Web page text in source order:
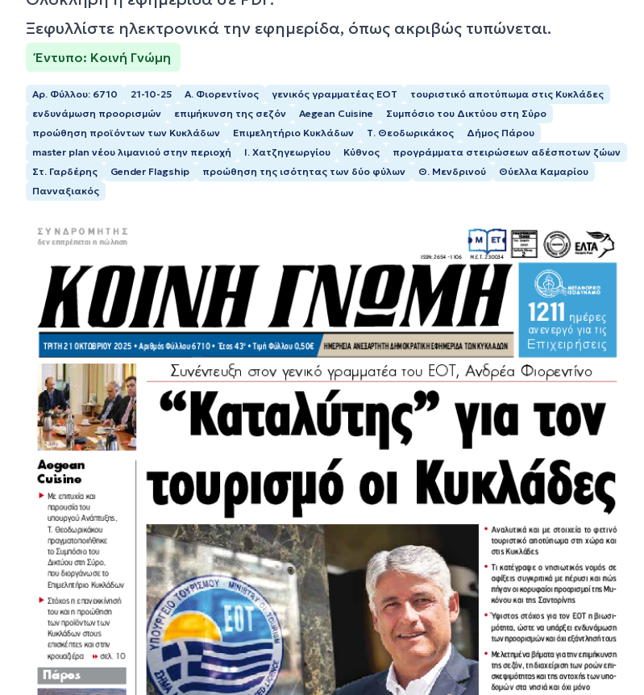
Ξεφυλλίστε ηλεκτρονικά την εφημερίδα, όπως ακριβώς τυπώνεται.
Έντυπο: Κοινή Γνώμη
Αρ. Φύλλου: 6710 21-10-25 Α. Φιορεντίνος γενικός γραμματέας ΕΟΤ
τουριστικό αποτύπωμα στις Κυκλάδες
ενδυνάμωση προορισμών
επιμήκυνση της σεζόν Aegean Cuisine
Συμπόσιο του Δικτύου στη Σύρο
προώθηση προϊόντων των Κυκλάδων
Eπιμελητήριο Κυκλάδων Τ. Θεοδωρικάκος
Δήμος Πάρου
master plan νέου λιμανιού στην περιοχή
Ι. Χατζηγεωργίου Κύθνος
προγράμματα στειρώσεων αδέσποτων ζώων
Στ. Γαρδέρης
Gender Flagship προώθηση της ισότητας των δύο φύλων Θ. Μενδρινού
Θύελλα Καμαρίου
Πανναξιακός